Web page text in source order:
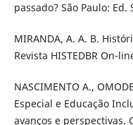
passado? São Paulo: Ed.
MIRANDA, A. A. B.
Revista HISTEDBR On-
NASCIMENTO A.,
Especial e Educação
avanços e perspectivas.